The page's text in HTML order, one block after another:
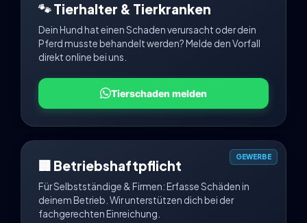
🐾 Tierhalter & Tierkranken
Dein Hund hat einen Schaden verursacht oder dein
Pferd musste behandelt werden? Melde den Vorfall
direkt online bei uns.
Tierschaden melden
GEWERBE
🏢 Betriebshaftpflicht
Für Selbstständige & Firmen: Erfasse Schäden in
deinem Betrieb. Wir unterstützen dich bei der
fachgerechten Einreichung.